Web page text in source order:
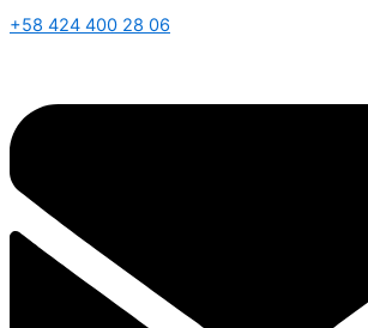
+58 424 400 28 06